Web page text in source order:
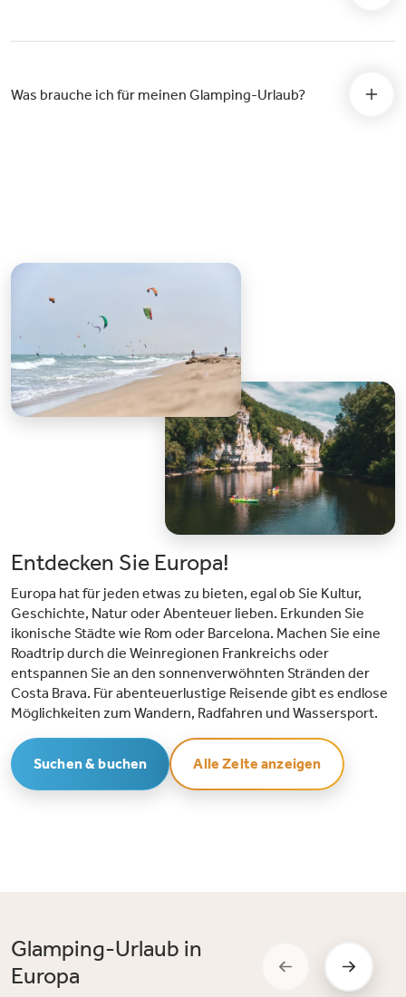
Was brauche ich für meinen Glamping-Urlaub?
Entdecken Sie Europa!
Europa hat für jeden etwas zu bieten, egal ob Sie Kultur,
Geschichte, Natur oder Abenteuer lieben. Erkunden Sie
ikonische Städte wie Rom oder Barcelona. Machen Sie eine
Roadtrip durch die Weinregionen Frankreichs oder
entspannen Sie an den sonnenverwöhnten Stränden der
Costa Brava. Für abenteuerlustige Reisende gibt es endlose
Möglichkeiten zum Wandern, Radfahren und Wassersport.
Suchen & buchen Alle Zelte anzeigen
Glamping-Urlaub in
Europa